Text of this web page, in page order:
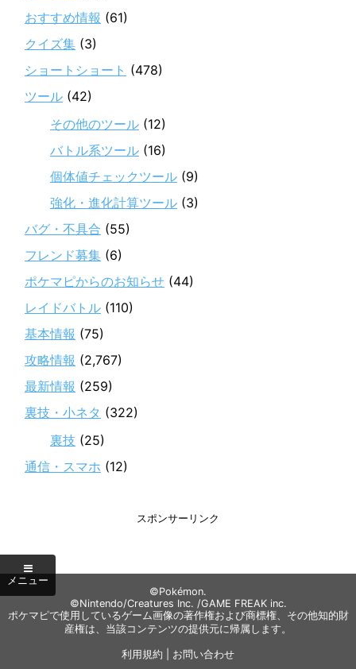
おすすめ情報 (61)
クイズ集 (3)
ショートショート (478)
ツール (42)
その他のツール (12)
バトル系ツール (16)
個体値チェックツール (9)
強化・進化計算ツール (3)
バグ・不具合 (55)
フレンド募集 (6)
ポケマピからのお知らせ (44)
レイドバトル (110)
基本情報 (75)
攻略情報 (2,767)
最新情報 (259)
裏技・小ネタ (322)
裏技 (25)
通信・スマホ (12)
スポンサーリンク
©Pokémon.
©Nintendo/Creatures Inc. /GAME FREAK inc.
ポケマピで使用しているゲーム画像の著作権および商標権、その他知的財
産権は、当該コンテンツの提供元に帰属します。
利用規約 お問い合わせ